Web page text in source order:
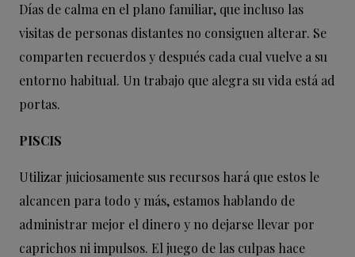
Días de calma en el plano familiar, que incluso las
visitas de personas distantes no consiguen alterar. Se
comparten recuerdos y después cada cual vuelve a su
entorno habitual. Un trabajo que alegra su vida está ad
portas.
PISCIS
Utilizar juiciosamente sus recursos hará que estos le
alcancen para todo y más, estamos hablando de
administrar mejor el dinero y no dejarse llevar por
caprichos ni impulsos. El juego de las culpas hace